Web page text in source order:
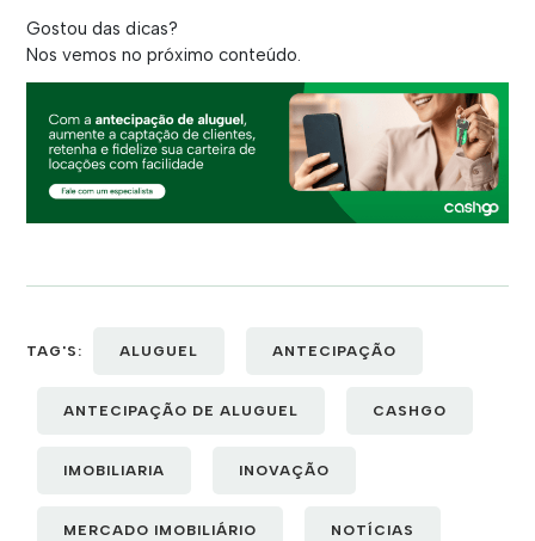
Gostou das dicas?
Nos vemos no próximo conteúdo.
TAG'S: ALUGUEL ANTECIPAÇÃO
ANTECIPAÇÃO DE ALUGUEL CASHGO
IMOBILIARIA INOVAÇÃO
MERCADO IMOBILIÁRIO NOTÍCIAS